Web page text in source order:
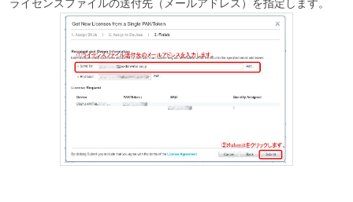
ライセンスファイルの送付先（メールアドレス）を指定します。